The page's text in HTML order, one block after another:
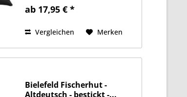
S/M (ca. 56cm Kopfumfang) oder
ab 17,95 € *
Vergleichen Merken
Bielefeld Fischerhut -
Altdeutsch - bestickt -...